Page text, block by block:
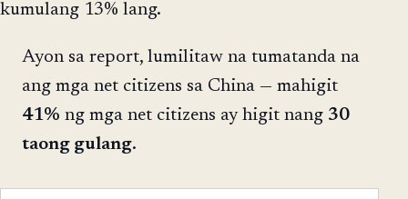
kumulang 13% lang.
Ayon sa report, lumilitaw na tumatanda na
ang mga net citizens sa China — mahigit
41% ng mga net citizens ay higit nang 30
taong gulang.